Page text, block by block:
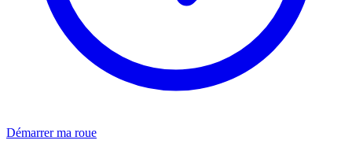
Démarrer ma roue